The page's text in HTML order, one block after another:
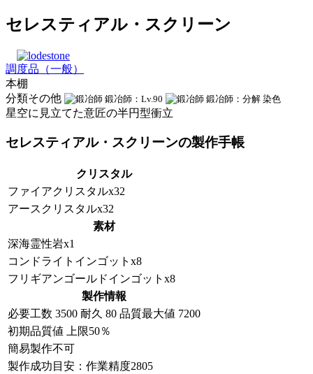
セレスティアル・スクリーン
調度品（一般）
本棚
分類その他
鍛冶師：Lv.90 鍛冶師：分解 染色
星空に見立てた意匠の半円型衝立
セレスティアル・スクリーンの製作手帳
クリスタル
ファイアクリスタルx32
アースクリスタルx32
素材
深海霊性岩x1
コンドライトインゴットx8
フリギアンゴールドインゴットx8
製作情報
必要工数 3500 耐久 80 品質最大値 7200
初期品質値 上限50％
簡易製作不可
製作成功目安：作業精度2805